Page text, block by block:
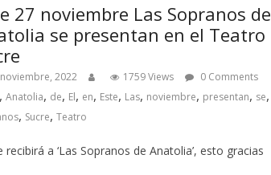
27 noviembre Las Sopranos de
se presentan en el Teatro
2022 1759 Views
0 Comments
, Anatolia, de, El, en, Este, Las, noviembre, presentan, se,
, Sucre, Teatro
a ‘Las Sopranos de Anatolia’, esto gracias